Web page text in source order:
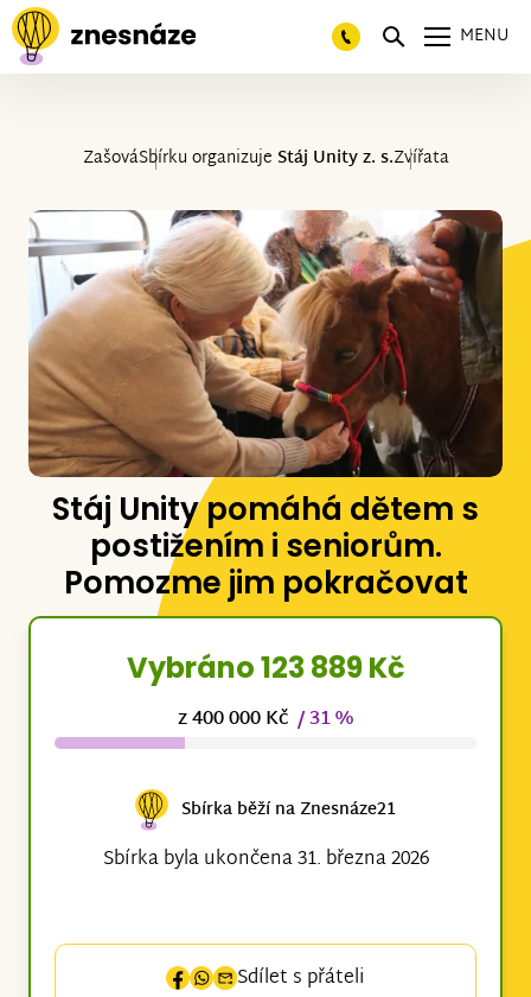
MENU
ZašováSbírku organizuje Stáj Unity z. s.Zvířata
Stáj Unity pomáhá dětem s
postižením i seniorům.
Pomozme jim pokračovat
Vybráno 123 889 Kč
z 400 000 Kč / 31 %
Sbírka běží na Znesnáze21
Sbírka byla ukončena 31. března 2026
Sdílet s přáteli